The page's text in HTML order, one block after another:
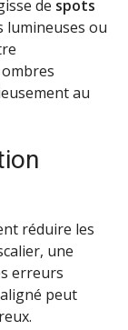
de spots
lumineuses ou
au
réduire les
une
erreurs
peut